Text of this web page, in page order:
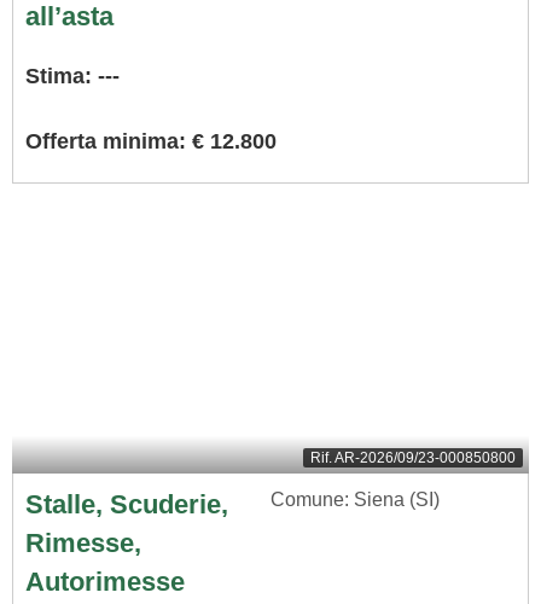
all’asta
Stima: ---
Offerta minima: € 12.800
Rif.AR-2026/09/23-000850800
Stalle, Scuderie,
Rimesse,
Autorimesse
Comune: Siena (SI)